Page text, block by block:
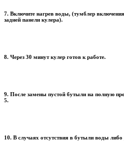
7. Включите нагрев воды, (тумблер
задней панели кулера).
8. Через 30 минут кулер готов к работе.
9. После замены пустой бутыли на полную
5.
10. В случаях отсутствия в бутыли воды